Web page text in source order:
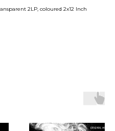
2LP, coloured 2x12 Inch